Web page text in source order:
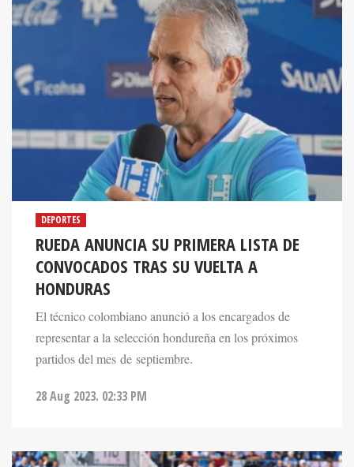
DEPORTES
RUEDA ANUNCIA SU PRIMERA LISTA DE
CONVOCADOS TRAS SU VUELTA A
HONDURAS
El técnico colombiano anunció a los encargados de
representar a la selección hondureña en los próximos
partidos del mes de septiembre.